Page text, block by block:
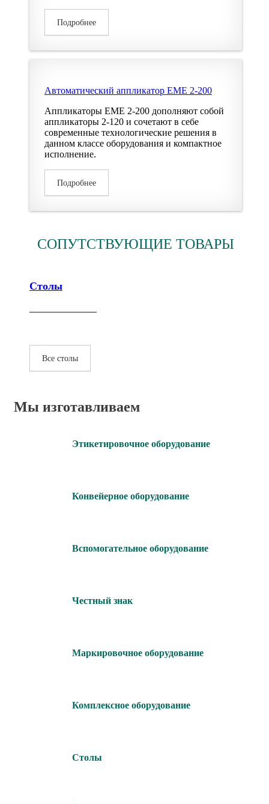
Подробнее
Автоматический аппликатор EME 2-200
Аппликаторы EME 2-200 дополняют собой
аппликаторы 2-120 и сочетают в себе
современные технологические решения в
данном классе оборудования и компактное
исполнение.
Подробнее
СОПУТСТВУЮЩИЕ ТОВАРЫ
Столы
Все столы
Мы изготавливаем
Этикетировочное оборудование
Конвейерное оборудование
Вспомогательное оборудование
Честный знак
Маркировочное оборудование
Комплексное оборудование
Столы